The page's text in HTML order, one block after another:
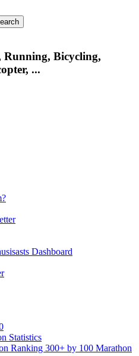
Bicycling,
...
Dashboard
Statistics
Ranking 300+ by 100 Marathon